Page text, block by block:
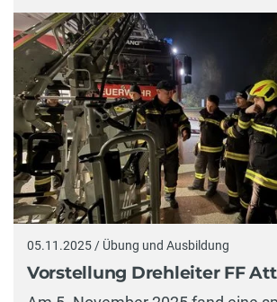
05.11.2025 / Übung und Ausbildung
Vorstellung Drehleiter FF